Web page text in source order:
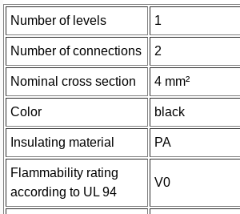
Number of levels 1
Number of connections 2
Nominal cross section 4 mm²
Color black
Insulating material PA
Flammability rating
according to UL 94
V0